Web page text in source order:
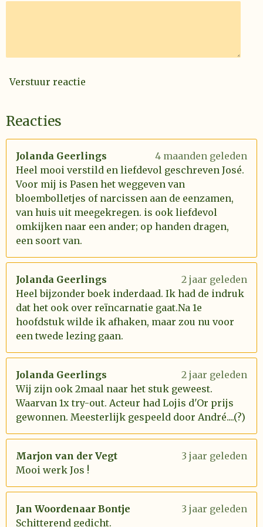
Verstuur reactie
Reacties
Jolanda Geerlings
4 maanden geleden
Heel mooi verstild en liefdevol geschreven José.
Voor mij is Pasen het weggeven van
bloembolletjes of narcissen aan de eenzamen,
van huis uit meegekregen. is ook liefdevol
omkijken naar een ander; op handen dragen,
een soort van.
Jolanda Geerlings
2 jaar geleden
Heel bijzonder boek inderdaad. Ik had de indruk
dat het ook over reïncarnatie gaat.Na 1e
hoofdstuk wilde ik afhaken, maar zou nu voor
een twede lezing gaan.
Jolanda Geerlings
2 jaar geleden
Wij zijn ook 2maal naar het stuk geweest.
Waarvan 1x try-out. Acteur had Lojis d'Or prijs
gewonnen. Meesterlijk gespeeld door André....(?)
Marjon van der Vegt
3 jaar geleden
Mooi werk Jos !
Jan Woordenaar Bontje
3 jaar geleden
Schitterend gedicht.